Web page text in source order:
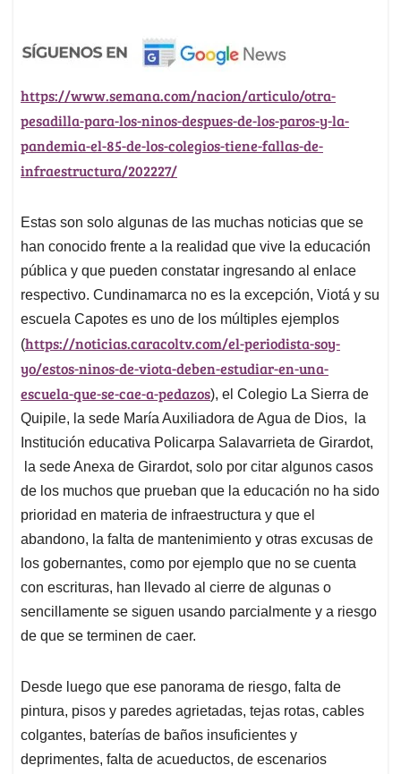
https://www.semana.com/nacion/articulo/otra-
pesadilla-para-los-ninos-despues-de-los-paros-y-la-
pandemia-el-85-de-los-colegios-tiene-fallas-de-
infraestructura/202227/
Estas son solo algunas de las muchas noticias que se
han conocido frente a la realidad que vive la educación
pública y que pueden constatar ingresando al enlace
respectivo. Cundinamarca no es la excepción, Viotá y su
escuela Capotes es uno de los múltiples ejemplos
(https://noticias.caracoltv.com/el-periodista-soy-
yo/estos-ninos-de-viota-deben-estudiar-en-una-
escuela-que-se-cae-a-pedazos), el Colegio La Sierra de
Quipile, la sede María Auxiliadora de Agua de Dios, la
Institución educativa Policarpa Salavarrieta de Girardot,
la sede Anexa de Girardot, solo por citar algunos casos
de los muchos que prueban que la educación no ha sido
prioridad en materia de infraestructura y que el
abandono, la falta de mantenimiento y otras excusas de
los gobernantes, como por ejemplo que no se cuenta
con escrituras, han llevado al cierre de algunas o
sencillamente se siguen usando parcialmente y a riesgo
de que se terminen de caer.
Desde luego que ese panorama de riesgo, falta de
pintura, pisos y paredes agrietadas, tejas rotas, cables
colgantes, baterías de baños insuficientes y
deprimentes, falta de acueductos, de escenarios